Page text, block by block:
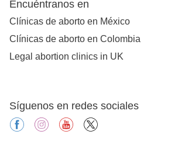
Encuéntranos en
Clínicas de aborto en México
Clínicas de aborto en Colombia
Legal abortion clinics in UK
Síguenos en redes sociales
facebookinstagramyoutube